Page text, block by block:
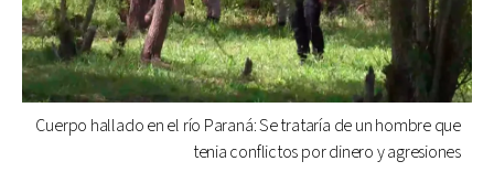
Cuerpo hallado en el río Paraná: Se trataría de un hombre que
tenia conflictos por dinero y agresiones